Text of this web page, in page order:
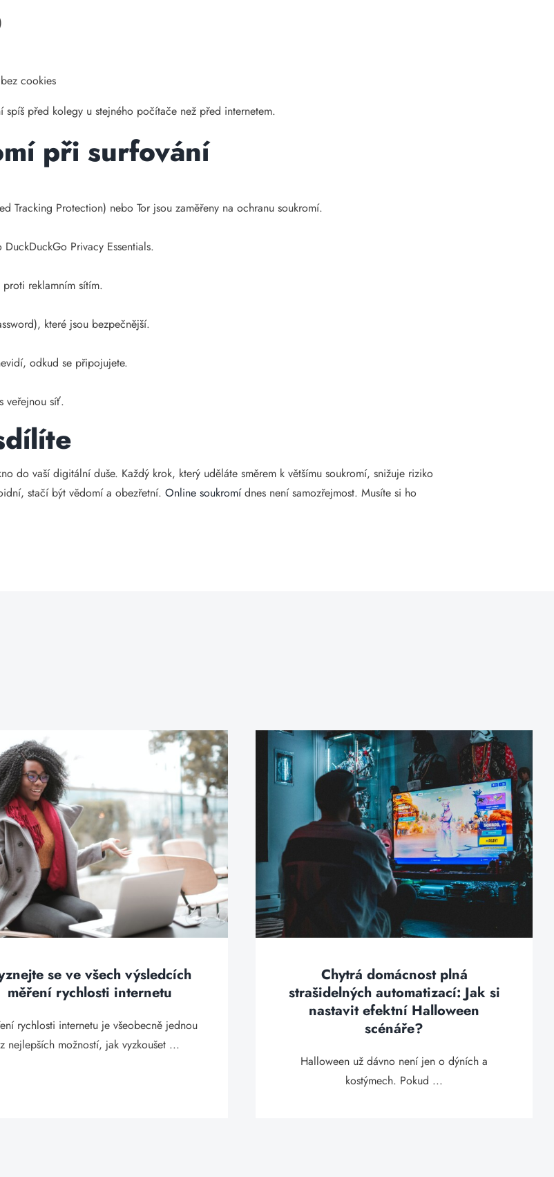
cookies
před kolegy u stejného počítače než před internetem.
při surfování
Tracking Protection) nebo Tor jsou zaměřeny na ochranu soukromí.
Privacy Essentials.
reklamním sítím.
které jsou bezpečnější.
odkud se připojujete.
veřejnou síť.
do vaší digitální duše. Každý krok, který uděláte směrem k většímu soukromí, snižuje riziko
stačí být vědomí a obezřetní.Online soukromídnes není samozřejmost. Musíte si ho
se ve všech výsledcích
měření rychlosti internetu
rychlosti internetu je všeobecně jednou
z nejlepších možností, jak vyzkoušet ...
Chytrá domácnost plná
strašidelných automatizací: Jak si
nastavit efektní Halloween
scénáře?
Halloween už dávno není jen o dýních a
kostýmech. Pokud ...